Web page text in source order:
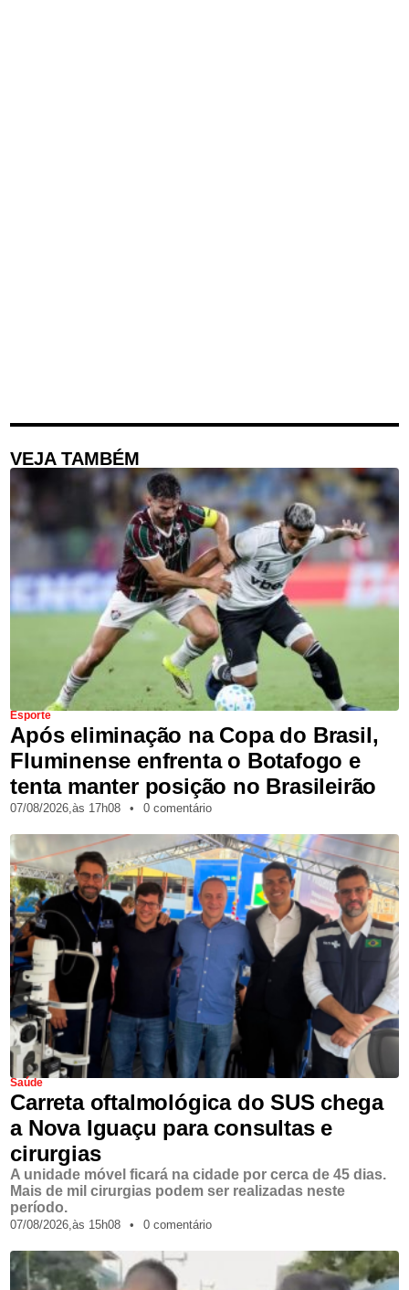
VEJA TAMBÉM
Esporte
Após eliminação na Copa do Brasil,
Fluminense enfrenta o Botafogo e
tenta manter posição no Brasileirão
07/08/2026,às 17h08 • 0 comentário
Saúde
Carreta oftalmológica do SUS chega
a Nova Iguaçu para consultas e
cirurgias
A unidade móvel ficará na cidade por cerca de 45 dias.
Mais de mil cirurgias podem ser realizadas neste
período.
07/08/2026,às 15h08 • 0 comentário